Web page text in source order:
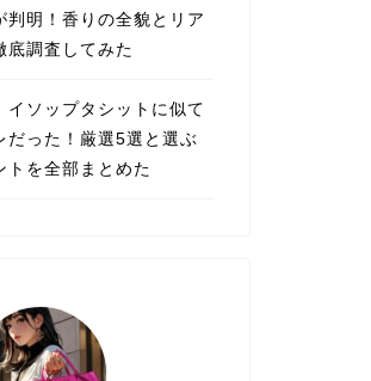
判明！香りの全貌とリア
底調査してみた
イソップタシットに似て
だった！厳選5選と選ぶ
トを全部まとめた